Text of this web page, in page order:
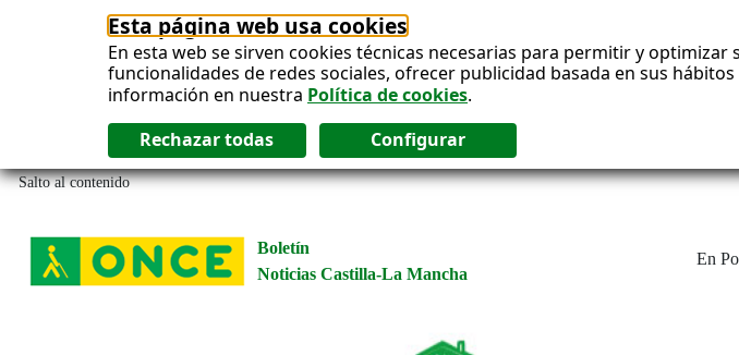
Esta página web usa cookies
En esta web se sirven cookies técnicas necesarias para permitir y
funcionalidades de redes sociales, ofrecer publicidad basada en sus
información en nuestra Política de cookies.
Salto al contenido
Boletín
Noticias Castilla-La Mancha
En